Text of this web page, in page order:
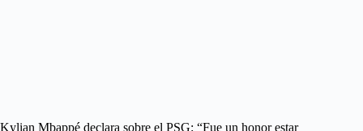
Kylian Mbappé declara sobre el PSG: “Fue un honor estar